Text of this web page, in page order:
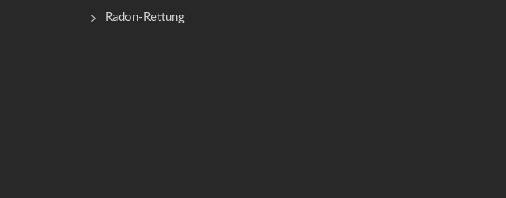
Radon-Rettung